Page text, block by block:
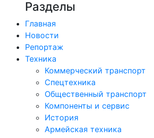
Разделы
Главная
Новости
Репортаж
Техника
Коммерческий транспорт
Спецтехника
Общественный транспорт
Компоненты и сервис
История
Армейская техника